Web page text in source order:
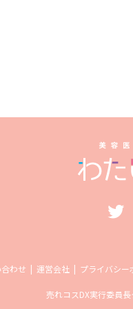
わせ 運営会社 プライバシー
売れコスDX実行委員長